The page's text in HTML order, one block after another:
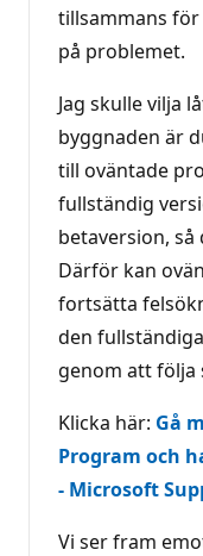
tillsammans
på problemet.
Jag skulle vilja
byggnaden är
till oväntade
fullständig
betaversion,
Därför kan
fortsätta
den
genom att följa
Klicka här: Gå
Program och
- Microsoft
Vi ser fram